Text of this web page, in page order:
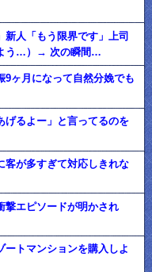
新人「もう限界です」上司
よう…）→ 次の瞬間…
9ヶ月になって自然分娩でも
げるよー」と言ってるのを
客が多すぎて対応しきれな
撃エピソードが明かされ
ートマンションを購入しよ